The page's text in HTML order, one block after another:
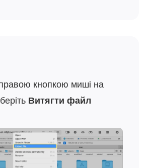
кнопкою миші на
Витягти файл